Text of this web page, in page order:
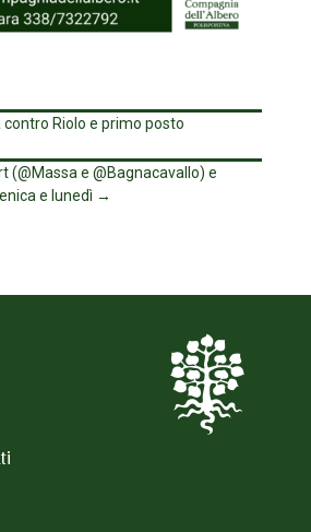
contro Riolo e primo posto
(@Massa e @Bagnacavallo) e
e lunedì →